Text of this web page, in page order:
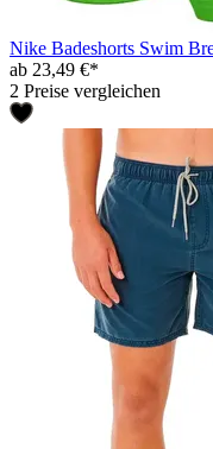
Nike Badeshorts Swim
ab 23,49 €*
2 Preise vergleichen